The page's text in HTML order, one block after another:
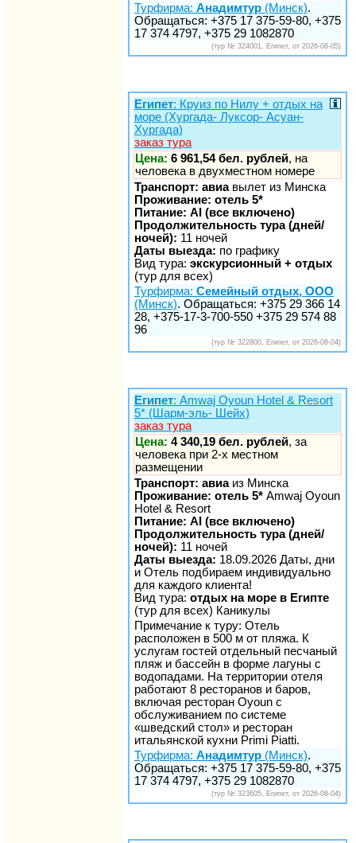
Турфирма: Анадимтур (Минск).
Обращаться: +375 17 375-59-80, +375
17 374 4797, +375 29 1082870
(тур № 324001, Египет, от 2026-08-05)
Египет: Круиз по Нилу + отдых на
море (Хургада- Луксор- Асуан-
Хургада)
заказ тура
Цена: 6 961,54 бел. рублей, на
человека в двухместном номере
Транспорт: авиавылет из Минска
Проживание: отель 5*
Питание: AI (все включено)
Продолжительность тура (дней/
ночей): 11 ночей
Даты выезда: по графику
Вид тура: экскурсионный + отдых
(тур для всех)
Турфирма: Семейный отдых, ООО
(Минск). Обращаться: +375 29 366 14
28, +375-17-3-700-550 +375 29 574 88
96
(тур № 322800, Египет, от 2026-08-04)
Египет: Amwaj Oyoun Hotel & Resort
5* (Шарм-эль- Шейх)
заказ тура
Цена: 4 340,19 бел. рублей, за
человека при 2-х местном
размещении
Транспорт: авиаиз Минска
Проживание: отель 5* Amwaj Oyoun
Hotel & Resort
Питание: AI (все включено)
Продолжительность тура (дней/
ночей): 11 ночей
Даты выезда: 18.09.2026 Даты, дни
и Отель подбираем индивидуально
для каждого клиента!
Вид тура: отдых на море в Египте
(тур для всех) Каникулы
Примечание к туру: Отель
расположен в 500 м от пляжа. К
услугам гостей отдельный песчаный
пляж и бассейн в форме лагуны с
водопадами. На территории отеля
работают 8 ресторанов и баров,
включая ресторан Oyoun с
обслуживанием по системе
«шведский стол» и ресторан
итальянской кухни Primi Piatti.
Турфирма: Анадимтур (Минск).
Обращаться: +375 17 375-59-80, +375
17 374 4797, +375 29 1082870
(тур № 323605, Египет, от 2026-08-04)